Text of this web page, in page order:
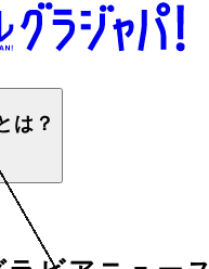
は？